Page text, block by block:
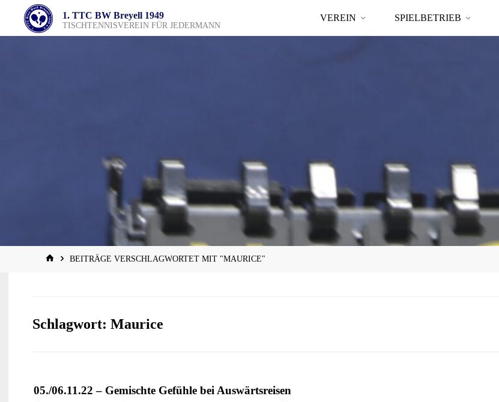
1. TTC BW Breyell 1949
TISCHTENNISVEREIN FÜR JEDERMANN
VEREIN SPIELBETRIEB
START
BEITRÄGE VERSCHLAGWORTET MIT "MAURICE"
Schlagwort: Maurice
05./06.11.22 – Gemischte Gefühle bei Auswärtsreisen